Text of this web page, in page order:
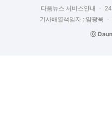
다음뉴스 서비스안내
기사배열책임자 : 임광욱
ⓒ